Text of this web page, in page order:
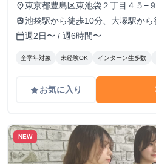
place東京都豊島区東池袋２丁目４５−
train池袋駅から徒歩10分、大塚駅から
calendar_today週2日〜 / 週6時間〜
全学年対象 未経験OK インターン生多数
gradeお気に入り
NEW